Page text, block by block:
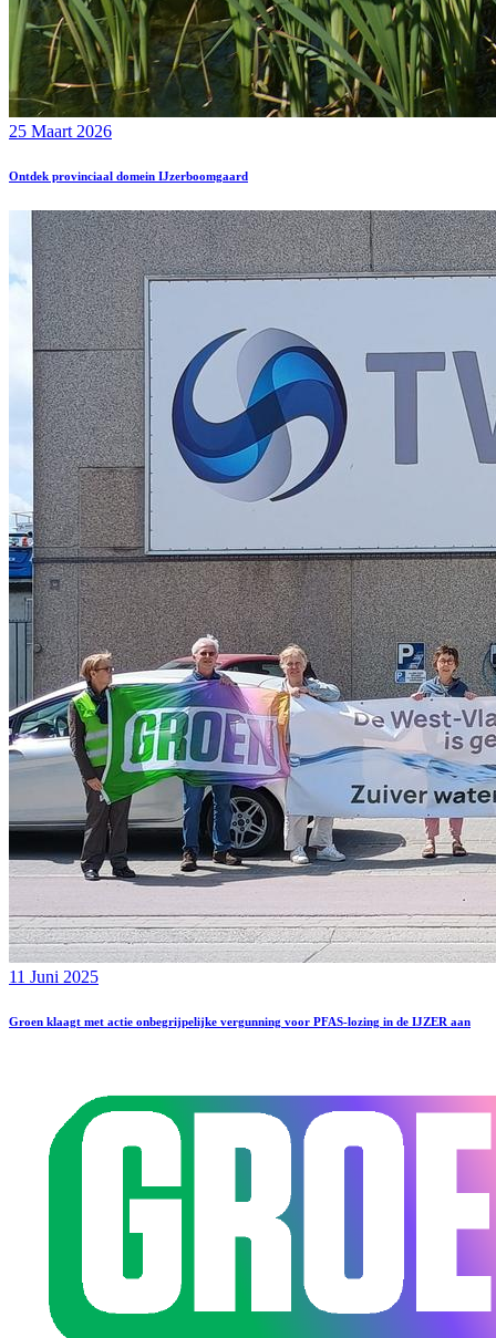
25 Maart 2026
Ontdek provinciaal domein IJzerboomgaard
11 Juni 2025
Groen klaagt met actie onbegrijpelijke vergunning voor PFAS-lozing in de IJZER aan